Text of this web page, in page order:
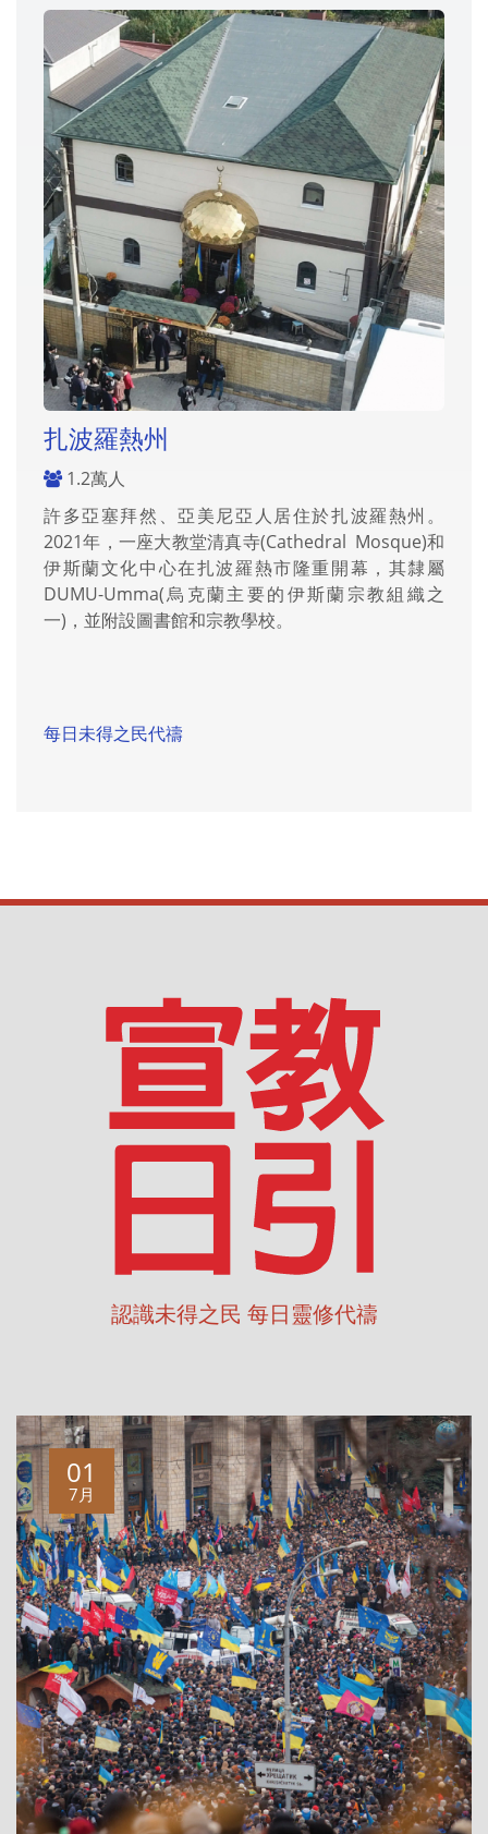
扎波羅熱州
1.2萬人
許多亞塞拜然、亞美尼亞人居住於扎波羅熱州。
2021年，一座大教堂清真寺(Cathedral Mosque)和
伊斯蘭文化中心在扎波羅熱市隆重開幕，其隸屬
DUMU-Umma(烏克蘭主要的伊斯蘭宗教組織之
一)，並附設圖書館和宗教學校。
每日未得之民代禱
認識未得之民 每日靈修代禱
01
7月